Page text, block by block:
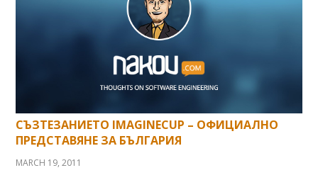
СЪЗТЕЗАНИЕТО IMAGINECUP – ОФИЦИАЛНО
ПРЕДСТАВЯНЕ ЗА БЪЛГАРИЯ
MARCH 19, 2011